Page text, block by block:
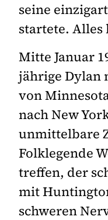
seine
startete. Alles
Mitte Januar
jährige Dylan
von
nach New
unmittelbare
Folklegende
treffen, der
mit
schweren